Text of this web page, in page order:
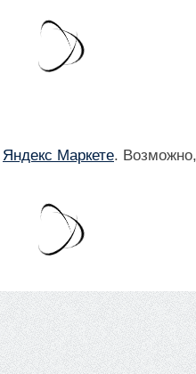
Яндекс Маркете.